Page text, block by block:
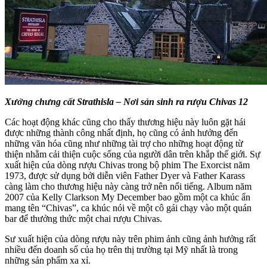
Xưởng chưng cất Strathisla – Nơi sản sinh ra rượu Chivas 12
Các hoạt động khác cũng cho thấy thương hiệu này luôn gặt hái
được những thành công nhất định, họ cũng có ảnh hưởng đến
những văn hóa cũng như những tài trợ cho những hoạt động từ
thiện nhằm cải thiện cuộc sống của người dân trên khắp thế giới. Sự
xuất hiện của dòng rượu Chivas trong bộ phim The Exorcist năm
1973, được sử dụng bởi diễn viên Father Dyer và Father Karass
càng làm cho thương hiệu này càng trở nên nổi tiếng. Album năm
2007 của Kelly Clarkson My December bao gồm một ca khúc ẩn
mang tên “Chivas”, ca khúc nói về một cô gái chạy vào một quán
bar để thưởng thức một chai rượu Chivas.
Sư xuất hiện của dòng rượu này trên phim ảnh cũng ảnh hưởng rất
nhiều đến doanh số của họ trên thị trường tại Mỹ nhất là trong
những sản phẩm xa xỉ.